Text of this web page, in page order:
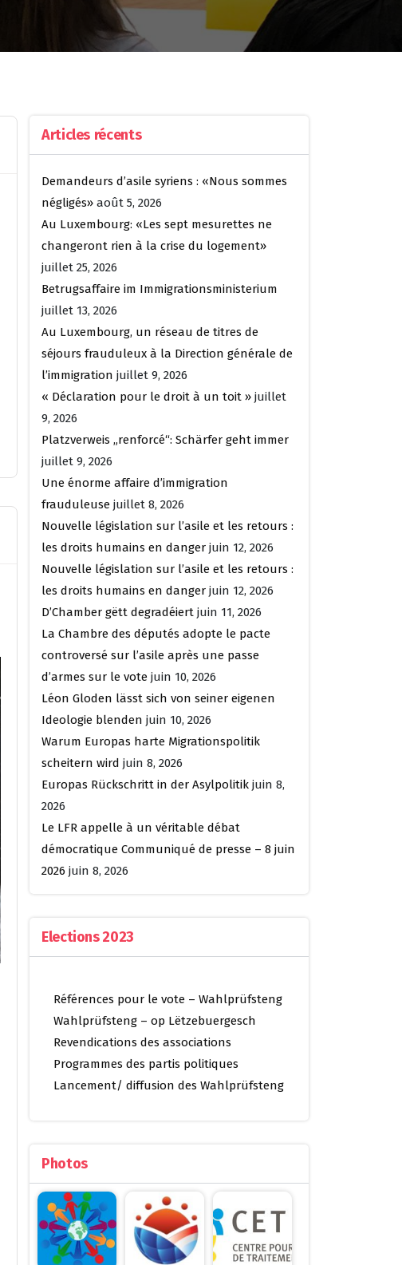
Articles récents
Demandeurs d’asile syriens : «Nous sommes
négligés» août 5, 2026
Au Luxembourg: «Les sept mesurettes ne
changeront rien à la crise du logement»
juillet 25, 2026
Betrugsaffaire im Immigrationsministerium
juillet 13, 2026
Au Luxembourg, un réseau de titres de
séjours frauduleux à la Direction générale de
l’immigration juillet 9, 2026
« Déclaration pour le droit à un toit » juillet
9, 2026
Platzverweis „renforcé“: Schärfer geht immer
juillet 9, 2026
Une énorme affaire d’immigration
frauduleuse juillet 8, 2026
Nouvelle législation sur l’asile et les retours :
les droits humains en danger juin 12, 2026
Nouvelle législation sur l’asile et les retours :
les droits humains en danger juin 12, 2026
D’Chamber gëtt degradéiert juin 11, 2026
La Chambre des députés adopte le pacte
controversé sur l’asile après une passe
d’armes sur le vote juin 10, 2026
Léon Gloden lässt sich von seiner eigenen
Ideologie blenden juin 10, 2026
Warum Europas harte Migrationspolitik
scheitern wird juin 8, 2026
Europas Rückschritt in der Asylpolitik juin 8,
2026
Le LFR appelle à un véritable débat
démocratique Communiqué de presse – 8 juin
2026 juin 8, 2026
Elections 2023
Références pour le vote – Wahlprüfsteng
Wahlprüfsteng – op Lëtzebuergesch
Revendications des associations
Programmes des partis politiques
Lancement/ diffusion des Wahlprüfsteng
Photos